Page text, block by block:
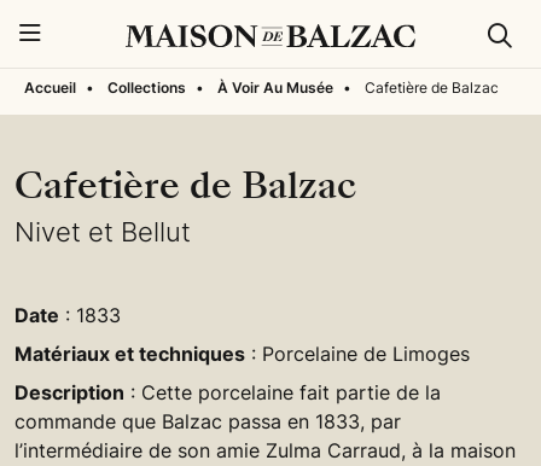
Accueil • Collections • À Voir Au Musée • Cafetière de Balzac
Cafetière de Balzac
Nivet et Bellut
Date : 1833
Matériaux et techniques : Porcelaine de Limoges
Description : Cette porcelaine fait partie de la
commande que Balzac passa en 1833, par
l’intermédiaire de son amie Zulma Carraud, à la maison